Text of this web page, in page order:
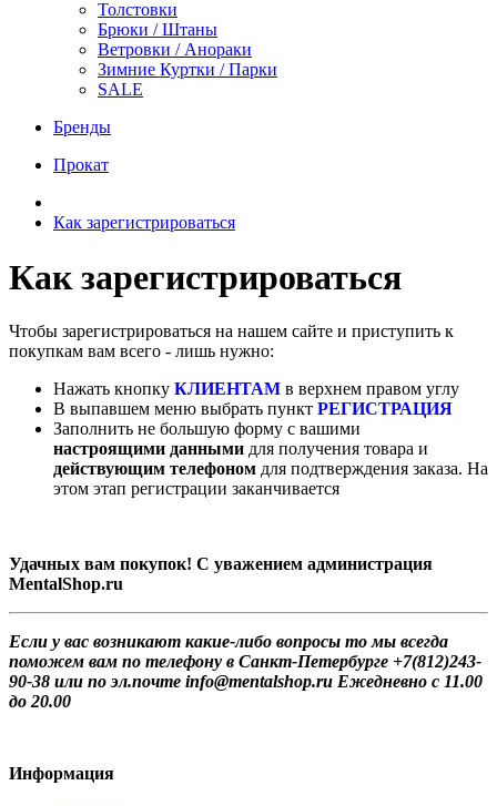
Толстовки
Брюки / Штаны
Ветровки / Анораки
Зимние Куртки / Парки
SALE
Бренды
Прокат
Как зарегистрироваться
Как зарегистрироваться
Чтобы зарегистрироваться на нашем сайте и приступить к
покупкам вам всего - лишь нужно:
Нажать кнопку КЛИЕНТАМ в верхнем правом углу
В выпавшем меню выбрать пункт РЕГИСТРАЦИЯ
Заполнить не большую форму с вашими
настроящими данными для получения товара и
действующим телефоном для подтверждения заказа. На
этом этап регистрации заканчивается
Удачных вам покупок! С уважением администрация
MentalShop.ru
Если у вас возникают какие-либо вопросы то мы всегда
поможем вам по телефону в Санкт-Петербурге +7(812)243-
90-38 или по эл.почте info@mentalshop.ru Ежедневно с 11.00
до 20.00
Информация